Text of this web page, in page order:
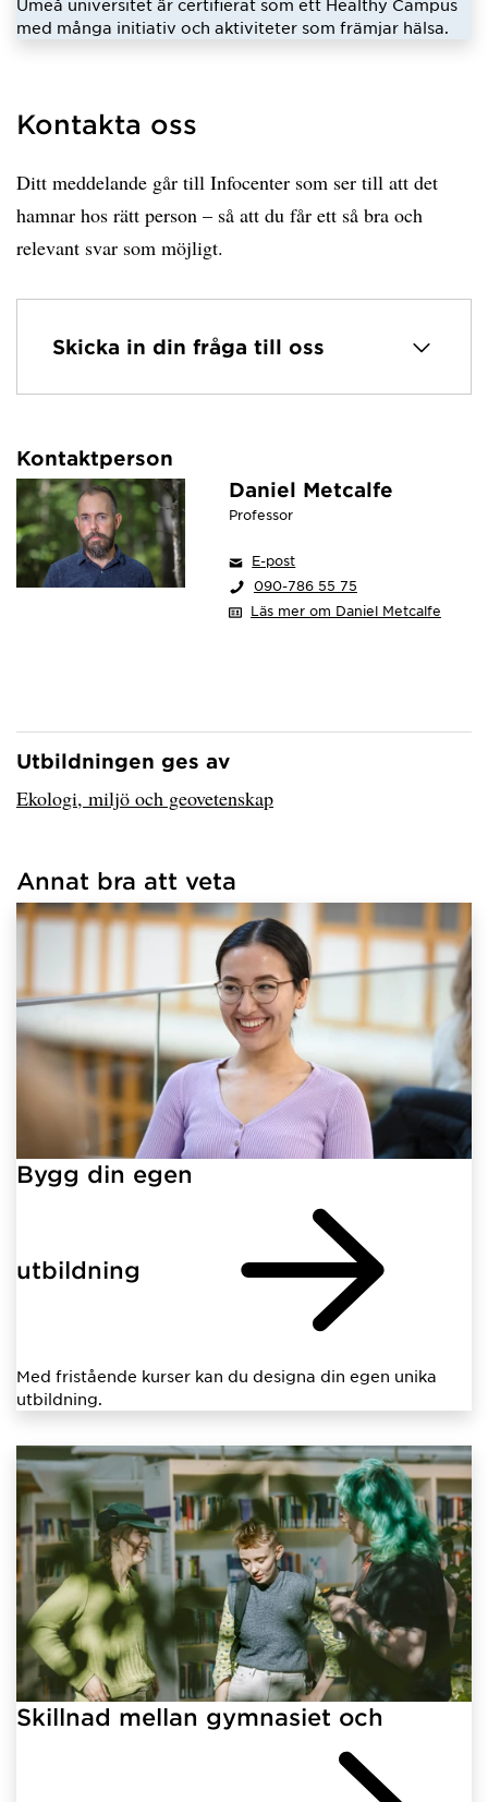
Umeå universitet är certifierat som ett Healthy Campus
med många initiativ och aktiviteter som främjar hälsa.
Kontakta oss
Ditt meddelande går till Infocenter som ser till att det
hamnar hos rätt person – så att du får ett så bra och
relevant svar som möjligt.
Skicka in din fråga till oss
Kontaktperson
Daniel Metcalfe
Professor
E-post
090-786 55 75
Läs mer om Daniel Metcalfe
Har hämtat avsändare.
Utbildningen ges av
Ekologi, miljö och geovetenskap
hämtat länkar.
Annat bra att veta
Bygg din egen
utbildning
Med fristående kurser kan du designa din egen unika
utbildning.
Skillnad mellan gymnasiet och